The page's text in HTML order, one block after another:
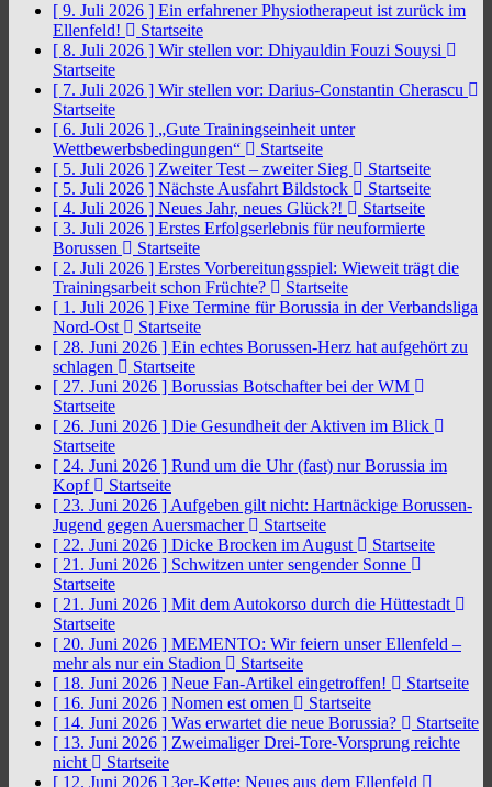
[ 9. Juli 2026 ] Ein erfahrener Physiotherapeut ist zurück im
Ellenfeld!
Startseite
[ 8. Juli 2026 ] Wir stellen vor: Dhiyauldin Fouzi Souysi
Startseite
[ 7. Juli 2026 ] Wir stellen vor: Darius-Constantin Cherascu
Startseite
[ 6. Juli 2026 ] „Gute Trainingseinheit unter
Wettbewerbsbedingungen“
Startseite
[ 5. Juli 2026 ] Zweiter Test – zweiter Sieg
Startseite
[ 5. Juli 2026 ] Nächste Ausfahrt Bildstock
Startseite
[ 4. Juli 2026 ] Neues Jahr, neues Glück?!
Startseite
[ 3. Juli 2026 ] Erstes Erfolgserlebnis für neuformierte
Borussen
Startseite
[ 2. Juli 2026 ] Erstes Vorbereitungsspiel: Wieweit trägt die
Trainingsarbeit schon Früchte?
Startseite
[ 1. Juli 2026 ] Fixe Termine für Borussia in der Verbandsliga
Nord-Ost
Startseite
[ 28. Juni 2026 ] Ein echtes Borussen-Herz hat aufgehört zu
schlagen
Startseite
[ 27. Juni 2026 ] Borussias Botschafter bei der WM
Startseite
[ 26. Juni 2026 ] Die Gesundheit der Aktiven im Blick
Startseite
[ 24. Juni 2026 ] Rund um die Uhr (fast) nur Borussia im
Kopf
Startseite
[ 23. Juni 2026 ] Aufgeben gilt nicht: Hartnäckige Borussen-
Jugend gegen Auersmacher
Startseite
[ 22. Juni 2026 ] Dicke Brocken im August
Startseite
[ 21. Juni 2026 ] Schwitzen unter sengender Sonne
Startseite
[ 21. Juni 2026 ] Mit dem Autokorso durch die Hüttestadt
Startseite
[ 20. Juni 2026 ] MEMENTO: Wir feiern unser Ellenfeld –
mehr als nur ein Stadion
Startseite
[ 18. Juni 2026 ] Neue Fan-Artikel eingetroffen!
Startseite
[ 16. Juni 2026 ] Nomen est omen
Startseite
[ 14. Juni 2026 ] Was erwartet die neue Borussia?
Startseite
[ 13. Juni 2026 ] Zweimaliger Drei-Tore-Vorsprung reichte
nicht
Startseite
[ 12. Juni 2026 ] 3er-Kette: Neues aus dem Ellenfeld